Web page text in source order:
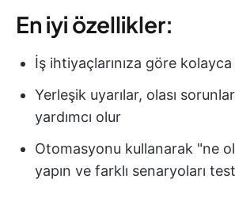
En iyi özellikler:
İş ihtiyaçlarınıza göre kolayca
Yerleşik uyarılar, olası
yardımcı olur
Otomasyonu kullanarak "ne
yapın ve farklı senaryoları